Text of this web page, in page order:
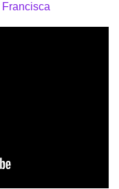
Francisca